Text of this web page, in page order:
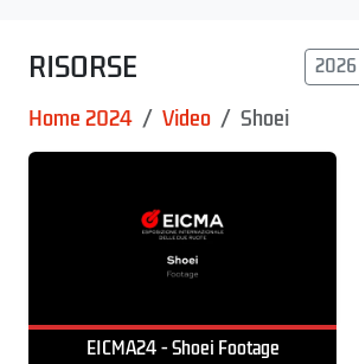
RISORSE 2026
Home 2024 Video Shoei
EICMA24 - Shoei Footage